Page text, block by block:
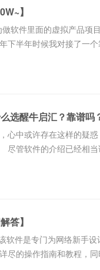
】
软件里面的虚拟产品项
下半年时候我对接了一
选醒牛启汇？靠谱吗
心中或许存在这样的疑
管软件的介绍已经相当
答】
软件是专门为网络新手
尽的操作指南和教程，